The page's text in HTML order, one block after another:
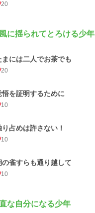
20
に揺られてとろける少年
まには二人でお茶でも
20
悟を証明するために
10
り占めは許さない！
10
の雀すらも通り越して
10
な自分になる少年